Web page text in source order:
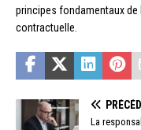
principes fondamentaux de
contractuelle.
La